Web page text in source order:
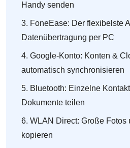
Handy senden
3. FoneEase: Der flexibelste
Datenübertragung per PC
4. Google-Konto: Konten &
automatisch synchronisieren
5. Bluetooth: Einzelne
Dokumente teilen
6. WLAN Direct: Große Fotos
kopieren